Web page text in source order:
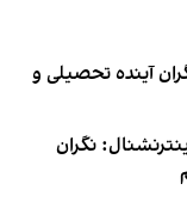
آینده تحصیلی و
نگران